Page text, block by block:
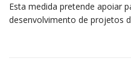
Esta medida pretende apoiar
desenvolvimento de projetos